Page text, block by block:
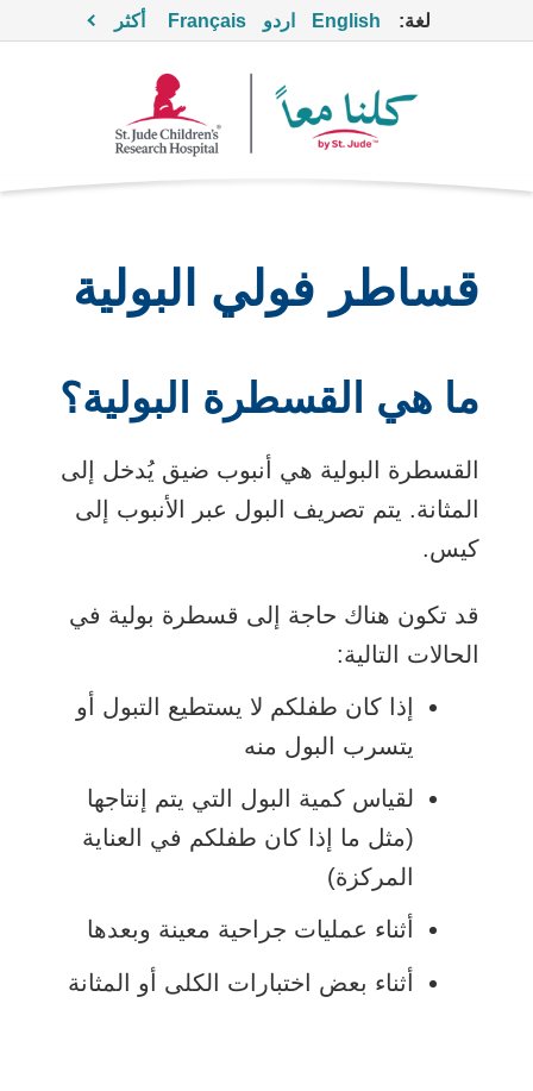
لغة: English اردو Français أكثر
قساطر فولي البولية
ما هي القسطرة البولية؟
القسطرة البولية هي أنبوب ضيق يُدخل إلى
المثانة. يتم تصريف البول عبر الأنبوب إلى
كيس.
قد تكون هناك حاجة إلى قسطرة بولية في
الحالات التالية:
إذا كان طفلكم لا يستطيع التبول أو
يتسرب البول منه
لقياس كمية البول التي يتم إنتاجها
(مثل ما إذا كان طفلكم في العناية
المركزة)
أثناء عمليات جراحية معينة وبعدها
أثناء بعض اختبارات الكلى أو المثانة